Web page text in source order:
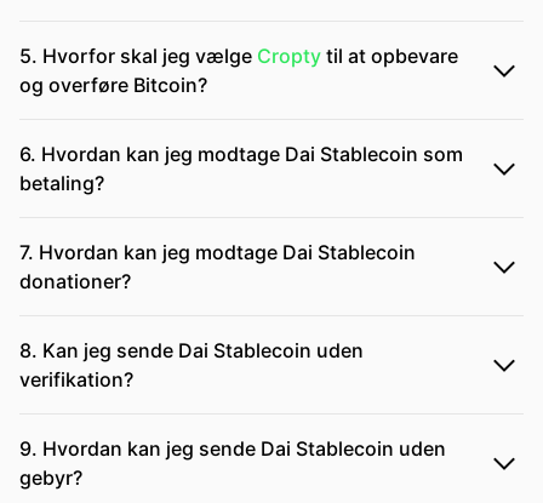
5. Hvorfor skal jeg vælge Cropty til at opbevare
og overføre Bitcoin?
6. Hvordan kan jeg modtage Dai Stablecoin som
betaling?
7. Hvordan kan jeg modtage Dai Stablecoin
donationer?
8. Kan jeg sende Dai Stablecoin uden
verifikation?
9. Hvordan kan jeg sende Dai Stablecoin uden
gebyr?